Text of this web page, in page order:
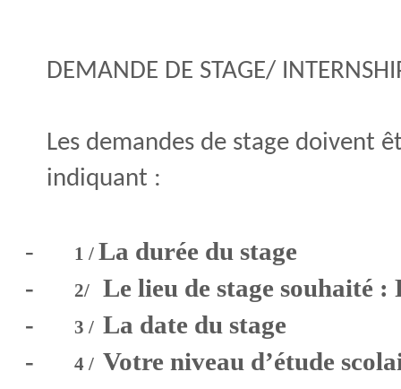
DEMANDE DE STAGE/
Les demandes de stage doivent
indiquant :
- 1 / La durée du stage
- 2/ Le lieu de stage souhaité
- 3 / La date du stage
- 4 / Votre niveau d’étude